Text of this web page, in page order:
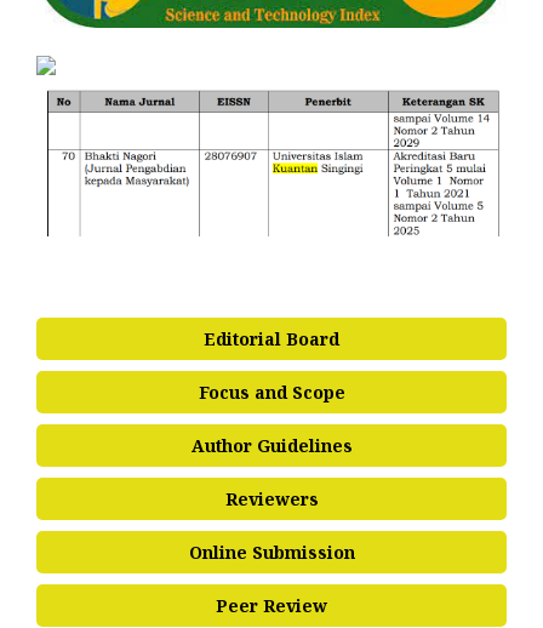
Editorial Board
Focus and Scope
Author Guidelines
Reviewers
Online Submission
Peer Review